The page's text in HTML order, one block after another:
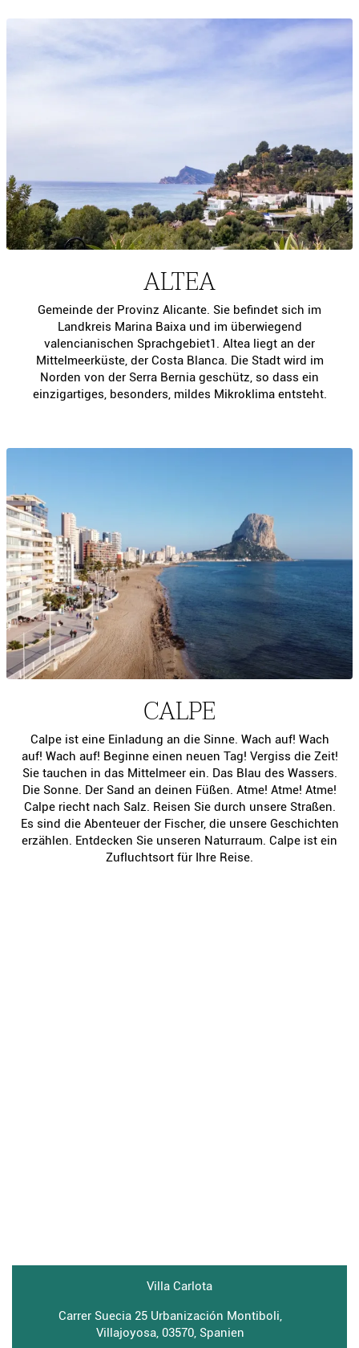
ALTEA
Gemeinde der Provinz Alicante. Sie befindet sich im
Landkreis Marina Baixa und im überwiegend
valencianischen Sprachgebiet1. Altea liegt an der
Mittelmeerküste, der Costa Blanca. Die Stadt wird im
Norden von der Serra Bernia geschütz, so dass ein
einzigartiges, besonders, mildes Mikroklima entsteht.
CALPE
Calpe ist eine Einladung an die Sinne. Wach auf! Wach
auf! Wach auf! Beginne einen neuen Tag! Vergiss die Zeit!
Sie tauchen in das Mittelmeer ein. Das Blau des Wassers.
Die Sonne. Der Sand an deinen Füßen. Atme! Atme! Atme!
Calpe riecht nach Salz. Reisen Sie durch unsere Straßen.
Es sind die Abenteuer der Fischer, die unsere Geschichten
erzählen. Entdecken Sie unseren Naturraum. Calpe ist ein
Zufluchtsort für Ihre Reise.
Villa Carlota
Carrer Suecia 25 Urbanización Montiboli,
Villajoyosa, 03570, Spanien